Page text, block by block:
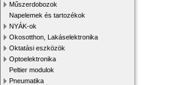
Műszerdobozok
Napelemek és tartozékok
NYÁK-ok
Okosotthon, Lakáselektronika
Oktatási eszközök
Optoelektronika
Peltier modulok
Pneumatika